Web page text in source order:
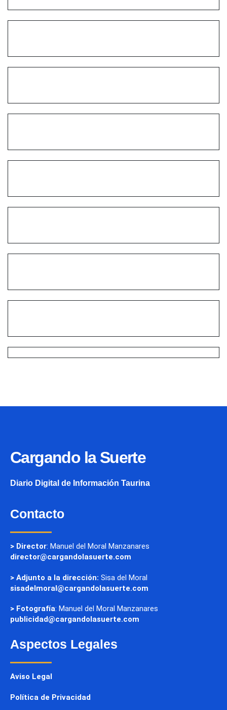
Cargando la Suerte
Diario Digital de Información Taurina
Contacto
> Director: Manuel del Moral Manzanares
director@cargandolasuerte.com
> Adjunto a la dirección: Sisa del Moral
sisadelmoral@cargandolasuerte.com
> Fotografía: Manuel del Moral Manzanares
publicidad@cargandolasuerte.com
Aspectos Legales
Aviso Legal
Política de Privacidad